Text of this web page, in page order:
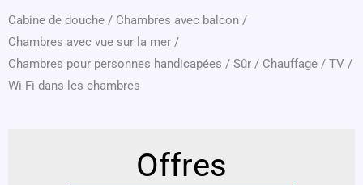
Cabine de douche / Chambres avec balcon /
Chambres avec vue sur la mer /
Chambres pour personnes handicapées / Sûr / Chauffage / TV /
Wi-Fi dans les chambres
Offres